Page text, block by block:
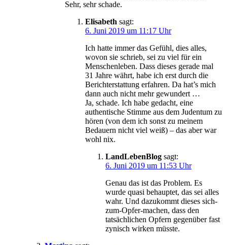
Sehr, sehr schade.
Elisabeth sagt:
6. Juni 2019 um 11:17 Uhr
Ich hatte immer das Gefühl, dies alles,
wovon sie schrieb, sei zu viel für ein
Menschenleben. Dass dieses gerade mal
31 Jahre währt, habe ich erst durch die
Berichterstattung erfahren. Da hat’s mich
dann auch nicht mehr gewundert …
Ja, schade. Ich habe gedacht, eine
authentische Stimme aus dem Judentum zu
hören (von dem ich sonst zu meinem
Bedauern nicht viel weiß) – das aber war
wohl nix.
LandLebenBlog sagt:
6. Juni 2019 um 11:53 Uhr
Genau das ist das Problem. Es
wurde quasi behauptet, das sei alles
wahr. Und dazukommt dieses sich-
zum-Opfer-machen, dass den
tatsächlichen Opfern gegenüber fast
zynisch wirken müsste.